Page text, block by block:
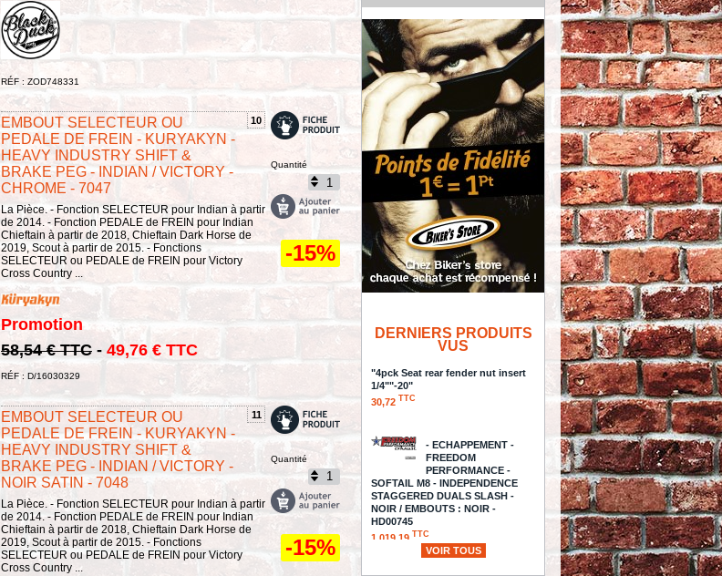
RÉF : ZOD748331
10
EMBOUT SELECTEUR OU
PEDALE DE FREIN - KURYAKYN -
HEAVY INDUSTRY SHIFT &
BRAKE PEG - INDIAN / VICTORY -
CHROME - 7047
La Pièce. - Fonction SELECTEUR pour Indian à partir
de 2014. - Fonction PEDALE de FREIN pour Indian
Chieftain à partir de 2018, Chieftain Dark Horse de
2019, Scout à partir de 2015. - Fonctions
SELECTEUR ou PEDALE de FREIN pour Victory
Cross Country ...
Promotion
58,54 € TTC - 49,76 € TTC
RÉF : D/16030329
Quantité
-15%
11
EMBOUT SELECTEUR OU
PEDALE DE FREIN - KURYAKYN -
HEAVY INDUSTRY SHIFT &
BRAKE PEG - INDIAN / VICTORY -
NOIR SATIN - 7048
La Pièce. - Fonction SELECTEUR pour Indian à partir
de 2014. - Fonction PEDALE de FREIN pour Indian
Chieftain à partir de 2018, Chieftain Dark Horse de
2019, Scout à partir de 2015. - Fonctions
SELECTEUR ou PEDALE de FREIN pour Victory
Cross Country ...
Quantité
-15%
DERNIERS PRODUITS
VUS
"4pck Seat rear fender nut insert
1/4""-20"
30,72 TTC
- ECHAPPEMENT -
FREEDOM
PERFORMANCE -
SOFTAIL M8 - INDEPENDENCE
STAGGERED DUALS SLASH -
NOIR / EMBOUTS : NOIR -
HD00745
1 019,19 TTC
VOIR TOUS